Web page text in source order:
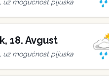
uz mogućnost pljuska
, 18. Avgust
uz mogućnost pljuska